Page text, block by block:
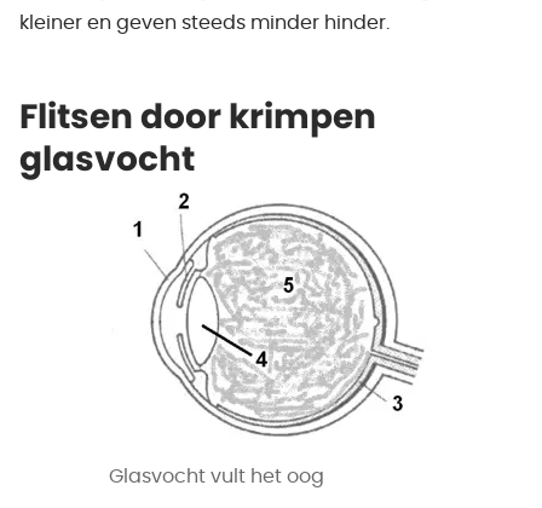
kleiner en geven steeds minder hinder.
Flitsen door krimpen
glasvocht
Glasvocht vult het oog